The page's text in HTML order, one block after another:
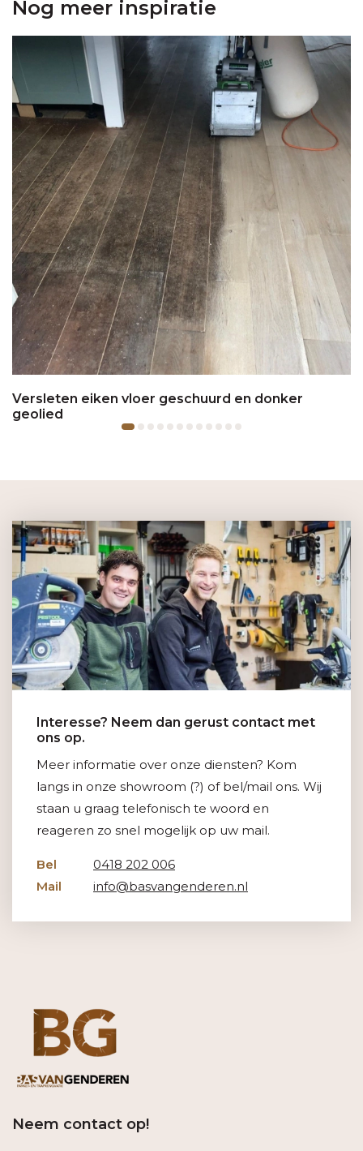
Nog meer inspiratie
Versleten eiken vloer geschuurd en donker
geolied
Interesse? Neem dan gerust contact met
ons op.
Meer informatie over onze diensten? Kom
langs in onze showroom (?) of bel/mail ons. Wij
staan u graag telefonisch te woord en
reageren zo snel mogelijk op uw mail.
Bel
0418 202 006
Mail
info@basvangenderen.nl
Neem contact op!